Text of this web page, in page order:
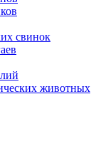
свинок
животных